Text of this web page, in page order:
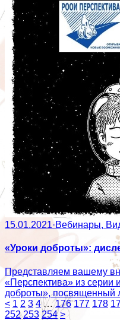
15.01.2021·Вебинары,
«Уроки доброты»:
Представляем вашему
«Перспектива» из
доброты», посвященный
< 1 2 3 4 … 176 177 178
252 253 254 >